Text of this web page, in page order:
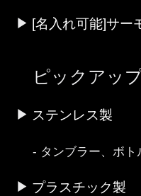
[名入れ可能]サー
ピックアッ
ステンレス製
タンブラー、ボ
プラスチック製